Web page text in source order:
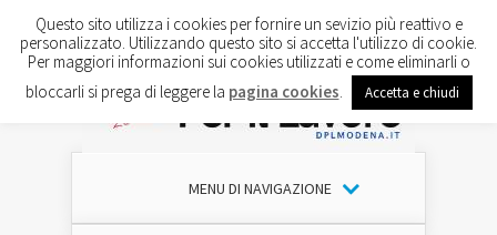
MENU DI NAVIGAZIONE
Questo sito utilizza i cookies per fornire un sevizio più reattivo e
personalizzato. Utilizzando questo sito si accetta l'utilizzo di cookie.
Per maggiori informazioni sui cookies utilizzati e come eliminarli o
bloccarli si prega di leggere la pagina cookies Accetta e chiudi